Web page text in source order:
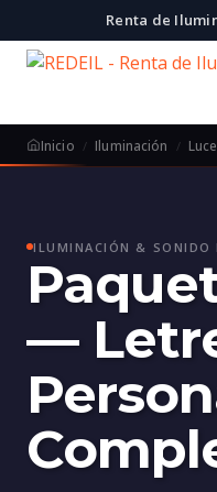
Renta de
Inicio Iluminación
ILUMINACIÓN & SONIDO
—